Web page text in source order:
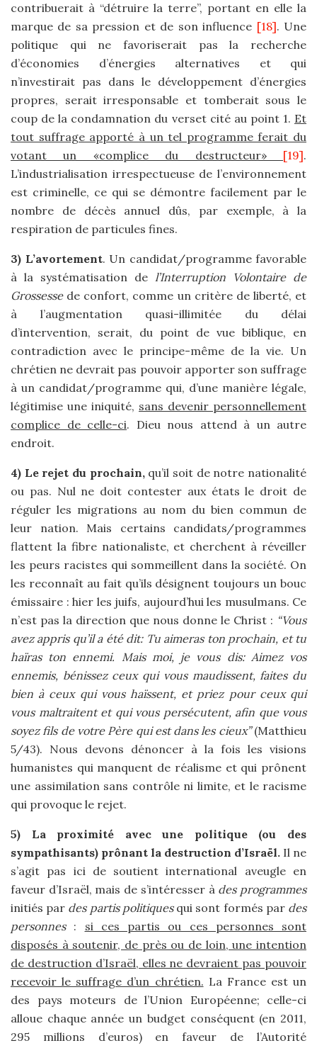
contribuerait à “détruire la terre”, portant en elle la
marque de sa pression et de son influence [18]. Une
politique qui ne favoriserait pas la recherche
d’économies d’énergies alternatives et qui
n’investirait pas dans le développement d’énergies
propres, serait irresponsable et tomberait sous le
coup de la condamnation du verset cité au point 1. Et
tout suffrage apporté à un tel programme ferait du
votant un «complice du destructeur» [19].
L’industrialisation irrespectueuse de l’environnement
est criminelle, ce qui se démontre facilement par le
nombre de décès annuel dûs, par exemple, à la
respiration de particules fines.
3) L’avortement. Un candidat/programme favorable
à la systématisation de l’Interruption Volontaire de
Grossessede confort, comme un critère de liberté, et
à l’augmentation quasi-illimitée du délai
d’intervention, serait, du point de vue biblique, en
contradiction avec le principe-même de la vie. Un
chrétien ne devrait pas pouvoir apporter son suffrage
à un candidat/programme qui, d’une manière légale,
légitimise une iniquité, sans devenir personnellement
complice de celle-ci. Dieu nous attend à un autre
endroit.
4) Le rejet du prochain,qu’il soit de notre nationalité
ou pas. Nul ne doit contester aux états le droit de
réguler les migrations au nom du bien commun de
leur nation. Mais certains candidats/programmes
flattent la fibre nationaliste, et cherchent à réveiller
les peurs racistes qui sommeillent dans la société. On
les reconnaît au fait qu’ils désignent toujours un bouc
émissaire : hier les juifs, aujourd’hui les musulmans. Ce
n’est pas la direction que nous donne le Christ : “Vous
avez appris qu’il a été dit: Tu aimeras ton prochain, et tu
haïras ton ennemi. Mais moi, je vous dis: Aimez vos
ennemis, bénissez ceux qui vous maudissent, faites du
bien à ceux qui vous haïssent, et priez pour ceux qui
vous maltraitent et qui vous persécutent, afin que vous
soyez fils de votre Père qui est dans les cieux”(Matthieu
5/43). Nous devons dénoncer à la fois les visions
humanistes qui manquent de réalisme et qui prônent
une assimilation sans contrôle ni limite, et le racisme
qui provoque le rejet.
5) La proximité avec une politique (ou des
sympathisants) prônant la destruction d’Israël. Il ne
s’agit pas ici de soutient international aveugle en
faveur d’Israël, mais de s’intéresser à des programmes
initiés par des partis politiquesqui sont formés par des
personnes: si ces partis ou ces personnes sont
disposés à soutenir, de près ou de loin, une intention
de destruction d’Israël, elles ne devraient pas pouvoir
recevoir le suffrage d’un chrétien. La France est un
des pays moteurs de l’Union Européenne; celle-ci
alloue chaque année un budget conséquent (en 2011,
295 millions d’euros) en faveur de l’Autorité